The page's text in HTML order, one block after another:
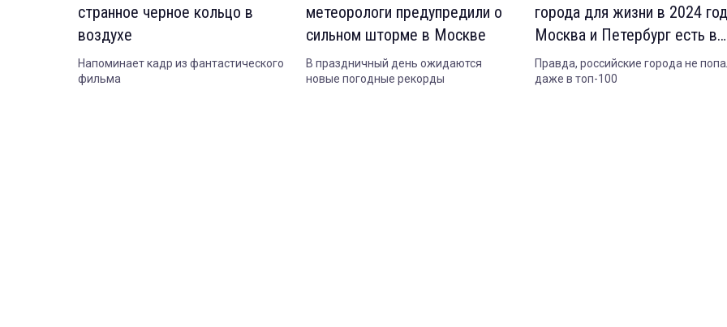
странное черное кольцо в
воздухе
Напоминает кадр из фантастического
фильма
метеорологи предупредили о
сильном шторме в Москве
В праздничный день ожидаются
новые погодные рекорды
города для жизни в 2024
Москва и Петербург есть в
рейтинге
Правда, российские города не
даже в топ-100